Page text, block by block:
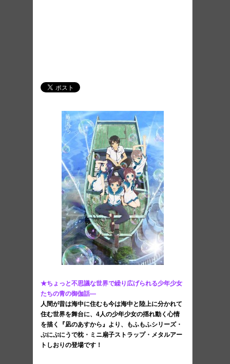
★ちょっと不思議な世界で繰り広げられる少年少女
たちの青の御伽話—
人間が昔は海中に住むも今は海中と陸上に分かれて
住む世界を舞台に、4人の少年少女の揺れ動く心情
を描く『凪のあすから』より、もふもふシリーズ・
ぷにぷにうで枕・ミニ扇子ストラップ・メタルアー
トしおりの登場です！